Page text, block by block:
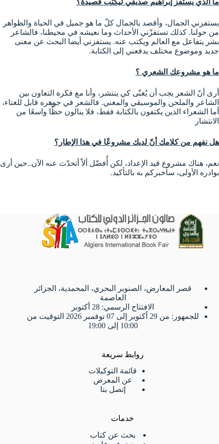
ما الذي يستفز إبراهيم صديقي ليكتب قصيدة؟
يستفزني الجمال، وأقصد بالجمال كلّ ما هو جميل في الحياة والظواهر
من حولنا. كذلك تستفزّني الأحداث وما نعيشه في محيطنا، فالشاعر
بشر يتفاعل مع العالم ويكتب عنه. يستفزني أيضا البحث عن معنى
جديد وموضوع مختلف يدفعني إلى الكتابة.
ما هو مشروعك الشعري ؟
أرى أنّ الشعر يجب أن يُغنّى كي ينتشر، وأنا مع فكرة التعاون بين
الشاعر والملحن والموسيقي والمغني. فالشعر في جوهره قابل للغناء،
أما الشعراء الذين يكتفون بالكتابة فقط، فلا ينالون حظًّا واسعًا من
الانتشار
هل نفهم من كلامك أنّ لديك مشروعًا في هذا الإطار؟
نعم، هناك مشروع قيد الإعداد، لكن أُفضّل ألاّ أتحدّث عنه الآن..حين أرى
بوادره الأولى، سأخبركم به بالتأكيد.
قصر المعارض، الصنوبر البحري، المحمدية، الجزائر
العاصمة
الافتتاح الرسمي: 28 أكتوبر
للجمهور: من 29 أكتوبر إلى 07 نوفمبر 2026 التوقيت من
10:00 إلى 19:00
روابط سريعة
قائمة التوكيلات
عن المعرض
إتصل بنا
خدمات
بحث عن كتاب